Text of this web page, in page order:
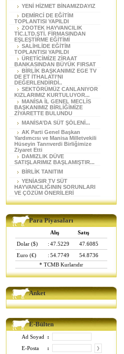
YENİ HİZMET BİNAMIZDAYIZ
DEMİRCİ DE EĞİTİM
TOPLANTISI YAPILDI
ZOOTEK HAYVANCILIK
TİC.LTD.ŞTİ. FİRMASINDAN
EŞLEŞTİRME EĞİTİMİ
SALİHLİDE EĞİTİM
TOPLANTISI YAPILDI
ÜRETİCİMİZE ZİRAAT
BANKASINDAN BÜYÜK FIRSAT
BİRLİK BAŞKANIMIZ EGE TV
DE ET İTHALATI’NI
DEĞERLENDİRDİ..
SEKTÖRÜMÜZ CANLANIYOR
KIZLARIMIZ KURTULUYOR...
MANİSA İL GENEL MECLİS
BAŞKANIMIZ BİRLİĞİMİZE
ZİYARETTE BULUNDU
MANİSA’DA SÜT ŞÖLENİ...
AK Parti Genel Başkan
Yardımcısı ve Manisa Milletvekili
Hüseyin Tanrıverdi Birliğimize
Ziyaret Etti
DAMIZLIK DÜVE
SATIŞLARIMIZ BAŞLAMIŞTIR...
BİRLİK TANITIM
YENİASIR TV SÜT
HAYVANCILIĞININ SORUNLARI
VE ÇÖZÜM ÖNERİLERİ
Para Piyasaları
Alış
Satış
Dolar ($)
: 47.5229
47.6085
Euro (€)
: 54.7749
54.8736
* TCMB Kurlarıdır
Anket
E-Bülten
Ad Soyad
:
E-Posta
: